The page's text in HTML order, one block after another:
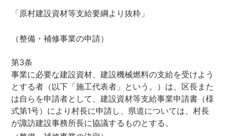
「原村建設資材等支給要綱より抜粋」
（整備・補修事業の申請）
第3条
事業に必要な建設資材、建設機械燃料の支給を受けよう
とする者（以下「施工代表者」という。）は、区長また
は自らを申請者として、建設資材等支給事業申請書（様
式第1号）により村長に申請し、県道については、村長
が諏訪建設事務所長に協議するものとする。